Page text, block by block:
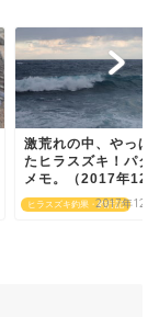
ヒラスズキ釣果・釣行記
激荒れの中、やっぱ
たヒラスズキ！パタ
メモ。（2017年
2017年12